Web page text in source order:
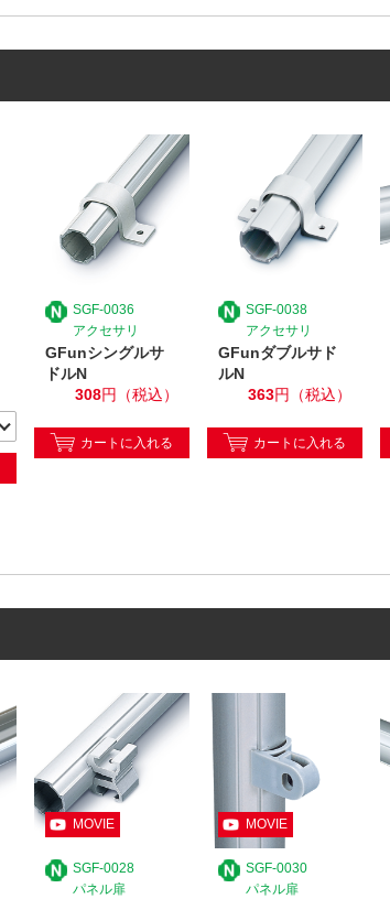
SGF-0036
アクセサリ
GFunシングルサ
ドルN
308円（税込）
カートに入れる
SGF-0038
アクセサリ
GFunダブルサド
ルN
363円（税込）
カートに入れる
SGF-0028
パネル扉
SGF-0030
パネル扉